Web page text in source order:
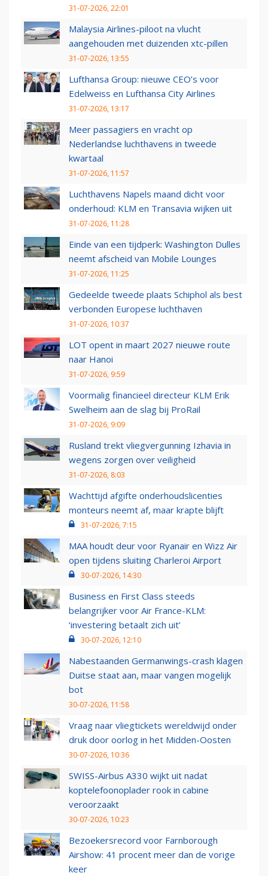
31-07-2026, 22:01
Malaysia Airlines-piloot na vlucht
aangehouden met duizenden xtc-pillen
31-07-2026, 13:55
Lufthansa Group: nieuwe CEO’s voor
Edelweiss en Lufthansa City Airlines
31-07-2026, 13:17
Meer passagiers en vracht op
Nederlandse luchthavens in tweede
kwartaal
31-07-2026, 11:57
Luchthavens Napels maand dicht voor
onderhoud: KLM en Transavia wijken uit
31-07-2026, 11:28
Einde van een tijdperk: Washington Dulles
neemt afscheid van Mobile Lounges
31-07-2026, 11:25
Gedeelde tweede plaats Schiphol als best
verbonden Europese luchthaven
31-07-2026, 10:37
LOT opent in maart 2027 nieuwe route
naar Hanoi
31-07-2026, 9:59
Voormalig financieel directeur KLM Erik
Swelheim aan de slag bij ProRail
31-07-2026, 9:09
Rusland trekt vliegvergunning Izhavia in
wegens zorgen over veiligheid
31-07-2026, 8:03
Wachttijd afgifte onderhoudslicenties
monteurs neemt af, maar krapte blijft
31-07-2026, 7:15
MAA houdt deur voor Ryanair en Wizz Air
open tijdens sluiting Charleroi Airport
30-07-2026, 14:30
Business en First Class steeds
belangrijker voor Air France-KLM:
‘investering betaalt zich uit’
30-07-2026, 12:10
Nabestaanden Germanwings-crash klagen
Duitse staat aan, maar vangen mogelijk
bot
30-07-2026, 11:58
Vraag naar vliegtickets wereldwijd onder
druk door oorlog in het Midden-Oosten
30-07-2026, 10:36
SWISS-Airbus A330 wijkt uit nadat
koptelefoonoplader rook in cabine
veroorzaakt
30-07-2026, 10:23
Bezoekersrecord voor Farnborough
Airshow: 41 procent meer dan de vorige
keer